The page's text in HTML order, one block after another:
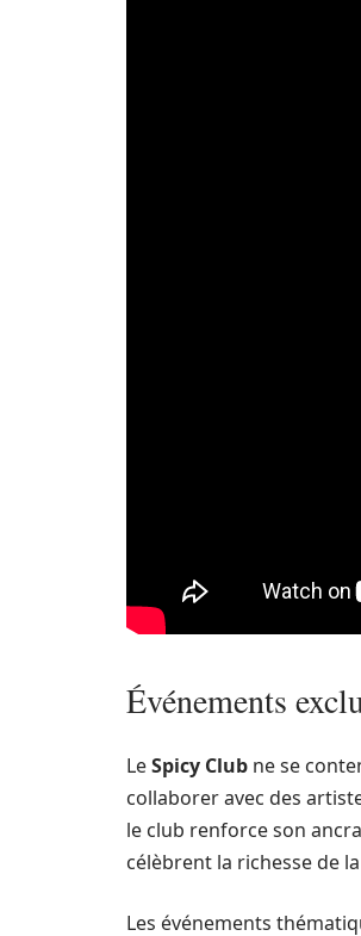
Événements
LeSpicy Club ne se
collaborer avec des
le club renforce son
célèbrent la richesse de
Les événements